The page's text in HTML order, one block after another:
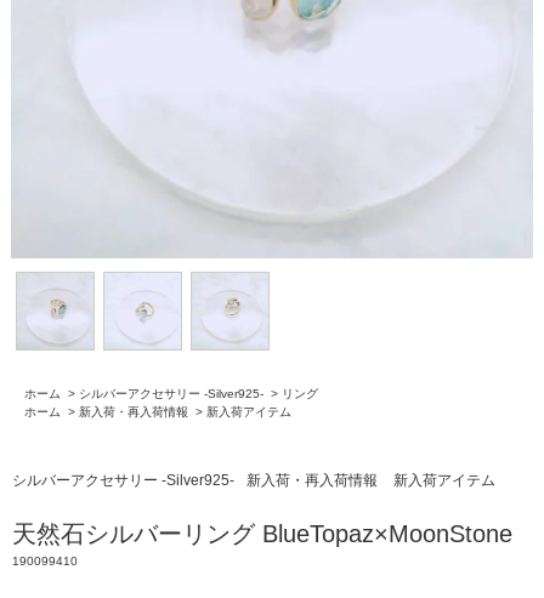
ホーム > シルバーアクセサリー -Silver925- > リング
ホーム
> 新入荷・再入荷情報 > 新入荷アイテム
シルバーアクセサリー -Silver925- 新入荷・再入荷情報 新入荷アイテム
天然石シルバーリング BlueTopaz×MoonStone
190099410